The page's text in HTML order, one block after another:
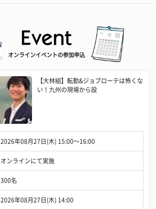
オンラインイベントの参加申込
【大林組】転勤&ジョブローテは怖くな
い！九州の現場から設
2026年08月27日(木) 15:00〜16:00
オンラインにて実施
300名
2026年08月27日(木) 14:00